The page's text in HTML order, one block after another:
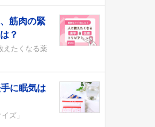
筋肉の緊
？
えたくなる薬
に眠気は
ズ」